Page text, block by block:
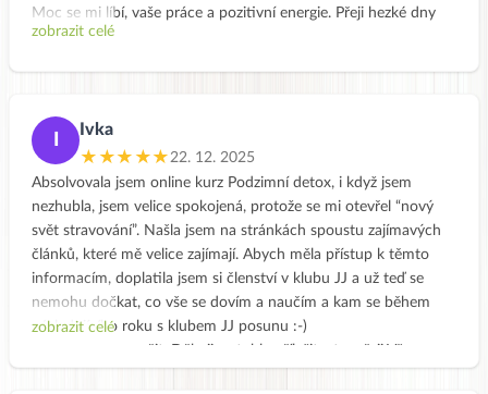
Moc se mi líbí, vaše práce a pozitivní energie. Přeji hezké dny
Anet
zobrazit celé
Ivka
★★★★★22. 12. 2025
Absolvovala jsem online kurz Podzimní detox, i když jsem
nezhubla, jsem velice spokojená, protože se mi otevřel “nový
svět stravování”. Našla jsem na stránkách spoustu zajímavých
článků, které mě velice zajímají. Abych měla přístup k těmto
informacím, doplatila jsem si členství v klubu JJ a už teď se
nemohu dočkat, co vše se dovím a naučím a kam se během
následujícího roku s klubem JJ posunu :-)
zobrazit celé